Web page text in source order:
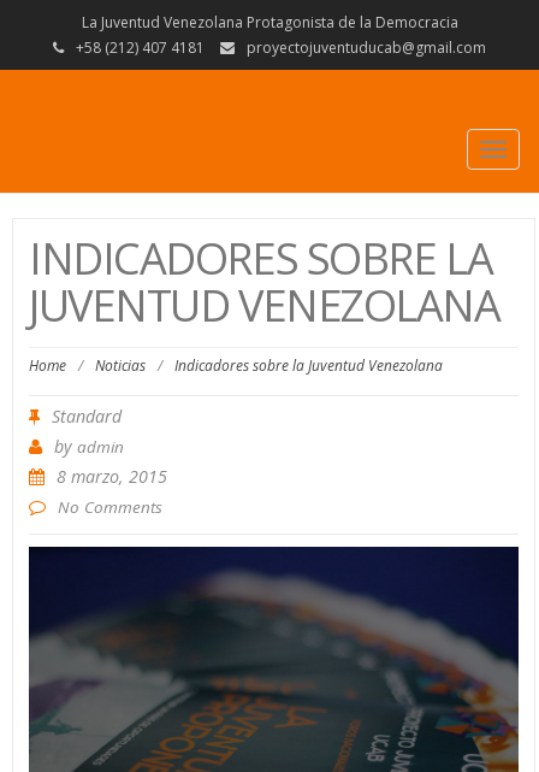
La Juventud Venezolana Protagonista de la Democracia
+58 (212) 407 4181
proyectojuventuducab@gmail.com
INDICADORES SOBRE LA
JUVENTUD VENEZOLANA
Home / Noticias / Indicadores sobre la Juventud Venezolana
Standard
by admin
8 marzo, 2015
No Comments